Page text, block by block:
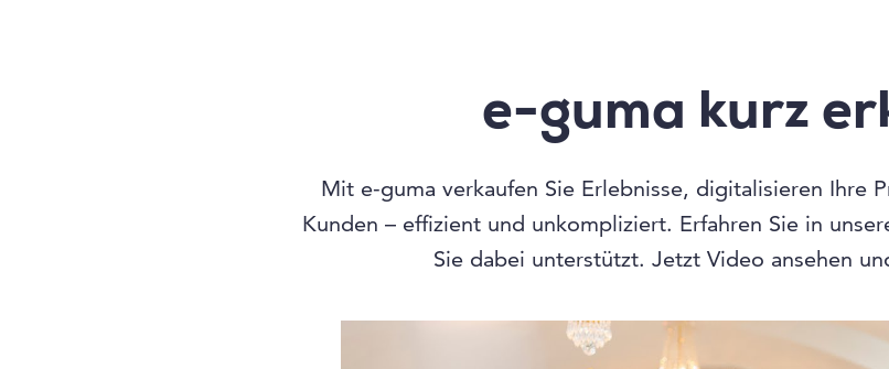
e-guma kurz
Mit e-guma verkaufen Sie Erlebnisse, digitalisieren Ihre
Kunden – effizient und unkompliziert. Erfahren Sie in
Sie dabei unterstützt. Jetzt Video ansehen